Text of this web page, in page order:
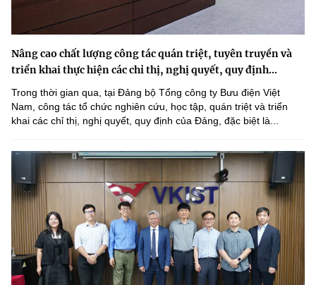
Nâng cao chất lượng công tác quán triệt, tuyên truyền và
triển khai thực hiện các chỉ thị, nghị quyết, quy định...
Trong thời gian qua, tại Đảng bộ Tổng công ty Bưu điện Việt
Nam, công tác tổ chức nghiên cứu, học tập, quán triệt và triển
khai các chỉ thị, nghị quyết, quy định của Đảng, đặc biệt là...